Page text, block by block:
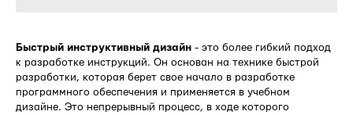
Быстрый инструктивный дизайн - это более гибкий подход
к разработке инструкций. Он основан на технике быстрой
разработки, которая берет свое начало в разработке
программного обеспечения и применяется в учебном
дизайне. Это непрерывный процесс, в ходе которого